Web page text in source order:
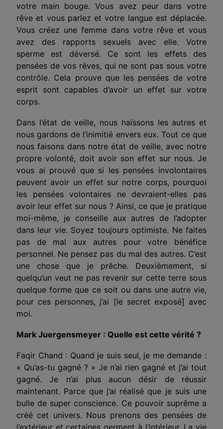
votre main bouge. Vous avez peur dans votre
rêve et vous parlez et votre langue est déplacée.
Vous créez une femme dans votre rêve et vous
avez des rapports sexuels avec elle. Votre
sperme est déversé. Ce sont les effets des
pensées de vos rêves, qui ne sont pas sous votre
contrôle. Cela prouve que les pensées de votre
esprit sont capables d’avoir un effet sur votre
corps.
Dans l’état de veille, nous haïssons les autres et
nous gardons de l’inimitié envers eux. Tout ce que
nous faisons dans notre état de veille, avec notre
propre volonté, doit avoir son effet sur nous. Je
vous ai prouvé que si les pensées involontaires
peuvent avoir un effet sur notre corps, pourquoi
les pensées volontaires ne devraient-elles pas
avoir leur effet sur nous ? Ainsi, ce que je pratique
moi-même, je conseille aux autres de l’adopter
dans leur vie. Soyez toujours optimiste. Ne faites
pas de mal aux autres pour votre bénéfice
personnel. Ne pensez pas du mal des autres. C’est
une chose que je prêche. Deuxièmement, si
quelqu’un veut ne pas revenir sur cette terre sous
quelque forme que ce soit ou dans une autre vie,
pour ces personnes, j’ai [le secret exposé] avec
moi.
Mark Juergensmeyer : Quelle est cette vérité ?
Faqir Chand : Quand je suis seul, je me demande :
« Qu’as-tu gagné ? » Je n’ai rien gagné et j’ai tout
gagné. Je n’ai plus aucun désir de réussir
maintenant. Parce que j’ai réalisé que je suis une
bulle de super conscience. Ce pouvoir suprême a
créé cet univers. Nous prenons des pensées de
l’extérieur et certaines germent à l’intérieur. La vie